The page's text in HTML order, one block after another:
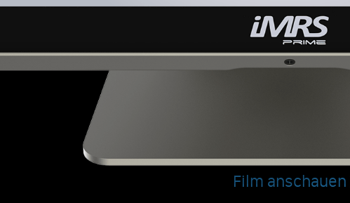
PEMFneu
PEMF Therapie in 6
Film anschauen